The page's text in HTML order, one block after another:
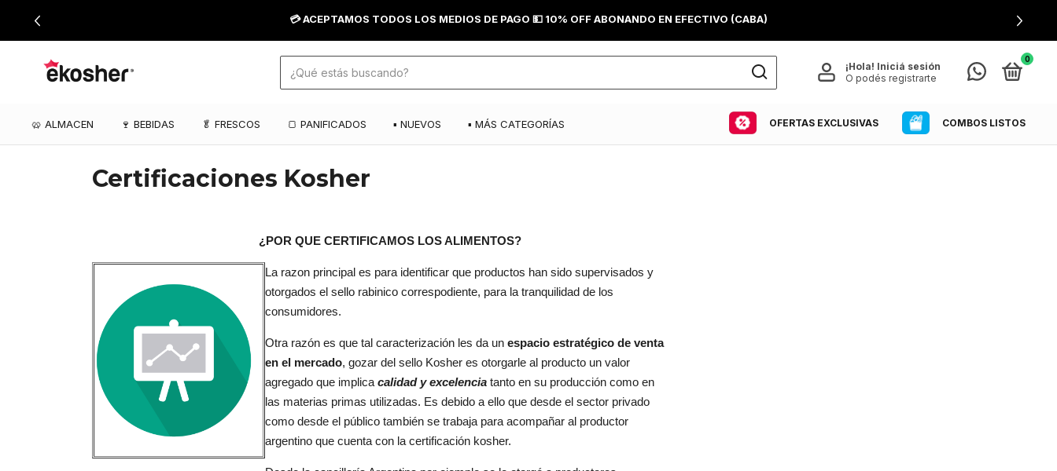
💳 ACEPTAMOS TODOS LOS MEDIOS DE PAGO 💵 10% OFF ABONANDO EN EFECTIVO (CABA)
¡Hola! Iniciá sesión
O podés registrarte
0
🥨 ALMACEN 🍷 BEBIDAS 🥬 FRESCOS 🍞 PANIFICADOS ▪️ NUEVOS ▪️ MÁS CATEGORÍAS OFERTAS EXCLUSIVAS COMBOS LISTOS
Certificaciones Kosher
¿POR QUE CERTIFICAMOS LOS ALIMENTOS?
La razon principal es para identificar que productos han sido supervisados y
otorgados el sello rabinico correspodiente, para la tranquilidad de los
consumidores.
Otra razón es que tal caracterización les da un espacio estratégico de venta
en el mercado, gozar del sello Kosher es otorgarle al producto un valor
agregado que implicacalidad y excelencia tanto en su producción como en
las materias primas utilizadas. Es debido a ello que desde el sector privado
como desde el público también se trabaja para acompañar al productor
argentino que cuenta con la certificación kosher.